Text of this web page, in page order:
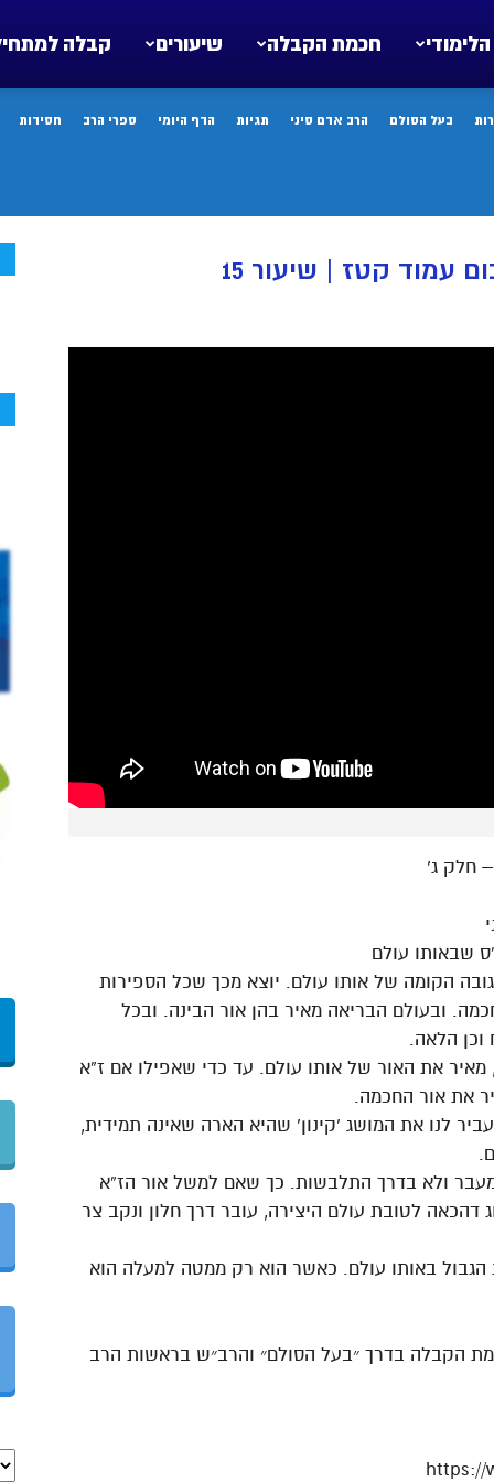
קבלה שיעורים חכמת הקבלה
בעל הסולם הרב אדם סיני תגיות הדף היומי ספרי הרב חסידות
עמוד קטז | שיעור 15
הקומה של אותו עולם. יוצא מכך שכל הספירות
ובעולם הבריאה מאיר בהן אור הבינה. ובכל
וכן הלאה.
את האור של אותו עולם. עד כדי שאפילו אם ז”א
את אור החכמה.
לנו את המושג ‘קינון’ שהיא הארה שאינה תמידית,
ולא בדרך התלבשות. כך שאם למשל אור הז”א
לטובת עולם היצירה, עובר דרך חלון ונקב צר
באותו עולם. כאשר הוא רק ממטה למעלה הוא
הקבלה בדרך ״בעל הסולם״ והרב״ש בראשות הרב
https://